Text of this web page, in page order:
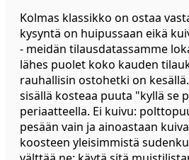
Kolmas klassikko on ostaa
kysyntä on huipussaan eikä
- meidän tilausdatassamme
lähes puolet koko kauden
rauhallisin ostohetki on
sisällä kosteaa puuta "kyllä se
periaatteella. Ei kuivu:
pesään vain ja ainoastaan
koosteen yleisimmistä